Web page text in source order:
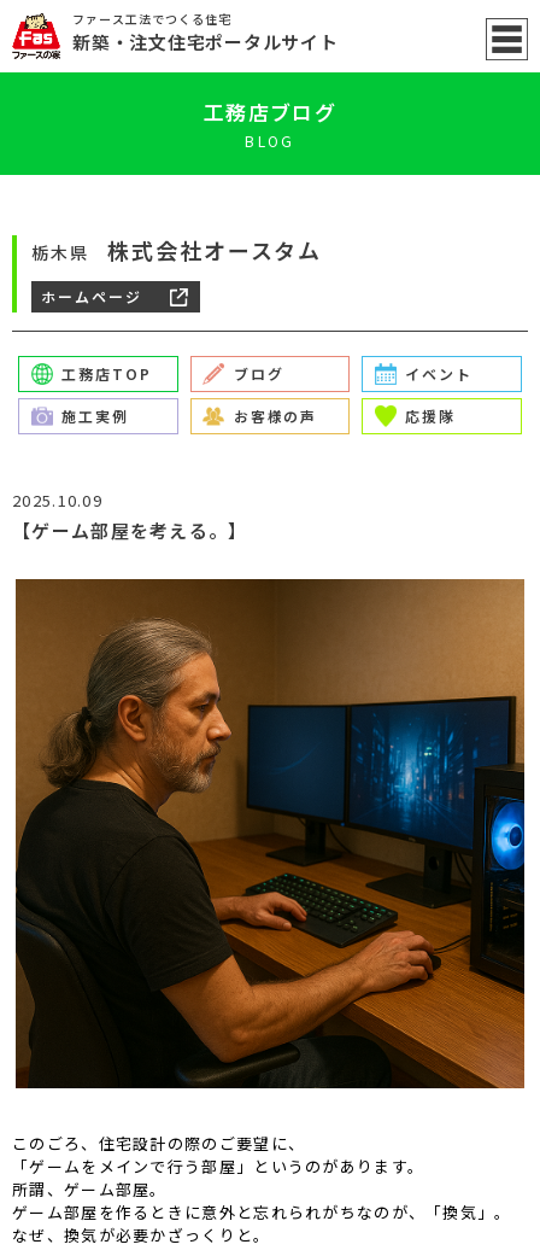
ファース工法でつくる住宅
新築 ・注文住宅ポータルサイト
工務店ブログ
BLOG
栃木県 株式会社オースタム
ホームページ
工務店TOP ブログ イベント
施工実例 お客様の声 応援隊
2025.10.09
【ゲーム部屋を考える。】
このごろ、住宅設計の際のご要望に、
「ゲームをメインで行う部屋」というのがあります。
所謂、ゲーム部屋。
ゲーム部屋を作るときに意外と忘れられがちなのが、「換気」。
なぜ、換気が必要かざっくりと。